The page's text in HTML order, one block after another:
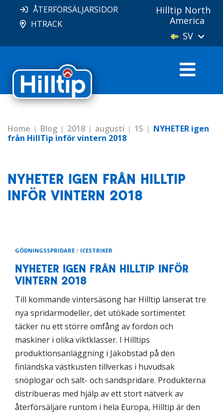
ÅTERFÖRSÄLJARSIDOR
HTRACK
Hilltip North
America
SV
Home Blog 2018 augusti 15
NYHETER igen
från HillTip inför vintern 2018
NYHETER IGEN FRÅN HILLTIP
INFÖR VINTERN 2018
GÖDNINGSSPRIDARE / ICESTRIKER
NYHETER IGEN FRÅN HILLTIP INFÖR
VINTERN 2018
Till kommande vintersäsong har Hilltip lanserat tre
nya spridarmodeller, det utökade sortimentet
täcker nu ett större omfång av fordon och
maskiner i olika viktklasser. I Hilltips
produktionsanläggning i Jakobstad på den
finländska västkusten tillverkas i huvudsak
snöplogar och salt- och sandspridare. Produkterna
distribueras med hjälp av ett stort nätverk av
återförsäljare runtom i hela Europa, Hilltip är den